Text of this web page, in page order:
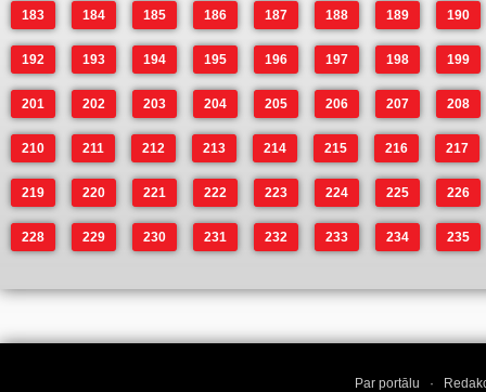
183 184 185 186 187 188 189 190
192 193 194 195 196 197 198 199
201 202 203 204 205 206 207 208
210 211 212 213 214 215 216 217
219 220 221 222 223 224 225 226
228 229 230 231 232 233 234 235
Par portālu ·